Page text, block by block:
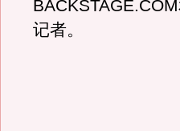
记者。